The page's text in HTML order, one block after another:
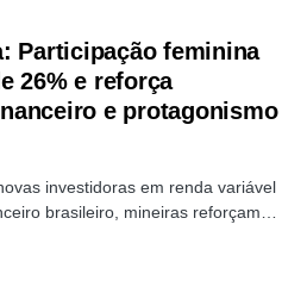
Participação feminina
26% e reforça
e protagonismo
investidoras em renda variável
brasileiro, mineiras reforçam…